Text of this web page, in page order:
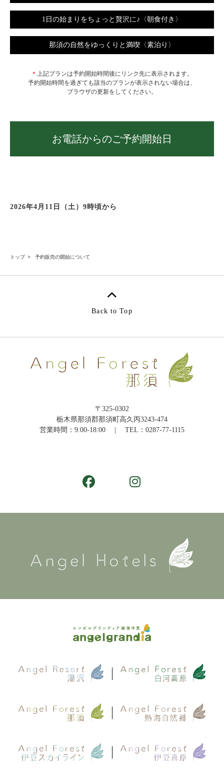
1日の始まりをちょっと贅沢に♪〈朝食付き〉
那須の自然をゆっくりと満喫〈素泊り〉
＊
上記プランは予約開始時間後にリンク先に表示されます。
予約開始時間を過ぎても該当のプランが表示されない場合は、
ブラウザの更新をしてください。
お電話からのご予約開始日
2026年4月11日（土）9時頃から
トップ 予約販売の開始について
Back to Top
〒325-0302
栃木県那須郡那須町高久丙3243-474
営業時間：9:00-18:00 | TEL： 0287-77-1115